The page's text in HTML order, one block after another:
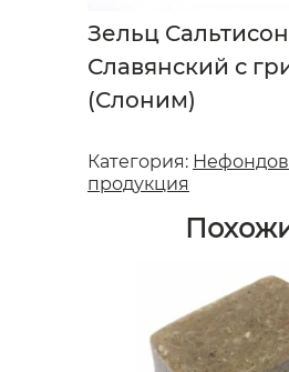
Зельц Сальтисон
Славянский с
(Слоним)
Категория:
продукция